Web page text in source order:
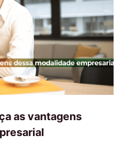
as vantagens